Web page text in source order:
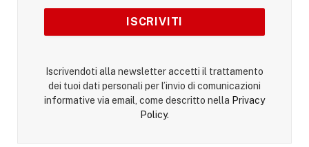
Iscrivendoti alla newsletter accetti il trattamento
dei tuoi dati personali per l’invio di comunicazioni
informative via email, come descritto nella Privacy
Policy.